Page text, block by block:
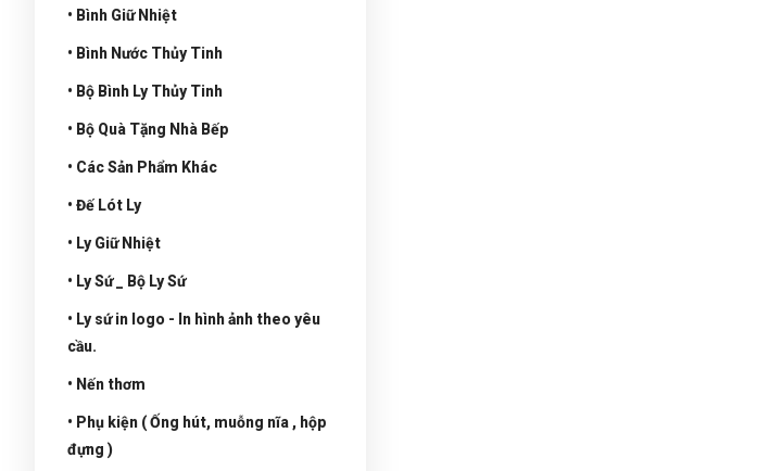
• Bình Giữ Nhiệt
• Bình Nước Thủy Tinh
• Bộ Bình Ly Thủy Tinh
• Bộ Quà Tặng Nhà Bếp
• Các Sản Phẩm Khác
• Đế Lót Ly
• Ly Giữ Nhiệt
• Ly Sứ _ Bộ Ly Sứ
• Ly sứ in logo - In hình ảnh theo yêu
cầu.
• Nến thơm
• Phụ kiện ( Ống hút, muỗng nĩa , hộp
đựng )